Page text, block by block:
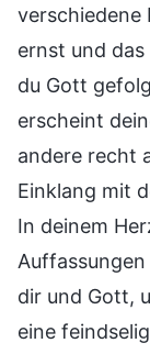
verschiedene
ernst und
du Gott
erscheint
andere recht
Einklang mit
In deinem
dir und Gott,
eine